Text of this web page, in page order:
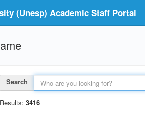
(Unesp) Academic Staff Portal
Search
Results: 3416